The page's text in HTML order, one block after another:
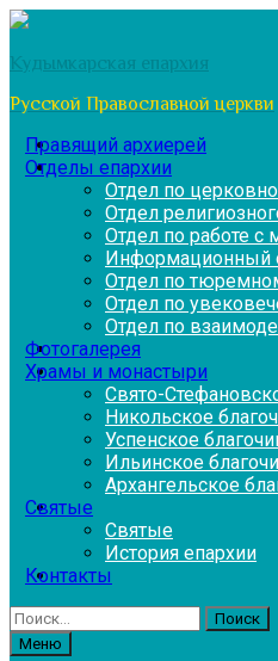
Перейти
содержимому
Кудымкарская епархия
Русской Православной церкви
Правящий архиерей
Отделы епархии
Отдел по
Отдел
Отдел по работе
Информационный
Отдел по
Отдел по
Отдел по
Фотогалерея
Храмы и монастыри
Свято-
Никольское
Успенское
Ильинское
Архангельское
Святые
Святые
История епархии
Контакты
Найти:
Меню